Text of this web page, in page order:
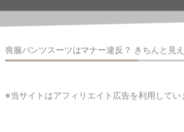
喪服パンツスーツはマナー違反？ きちんと見
※当サイトはアフィリエイト広告を利用してい